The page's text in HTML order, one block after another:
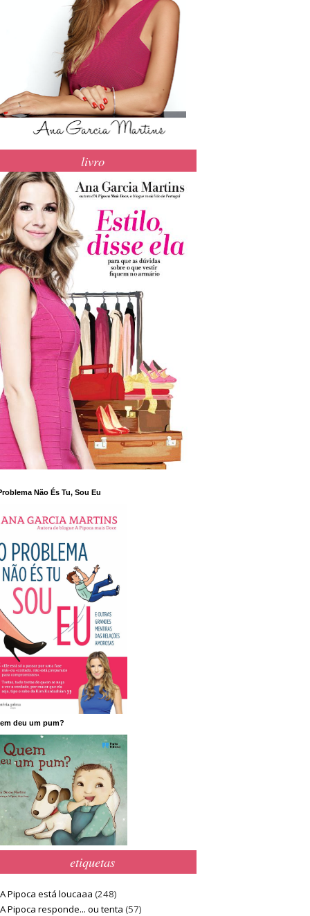
livro
Não És Tu, Sou Eu
deu um pum?
etiquetas
A Pipoca está loucaaa (248)
A Pipoca responde... ou tenta (57)